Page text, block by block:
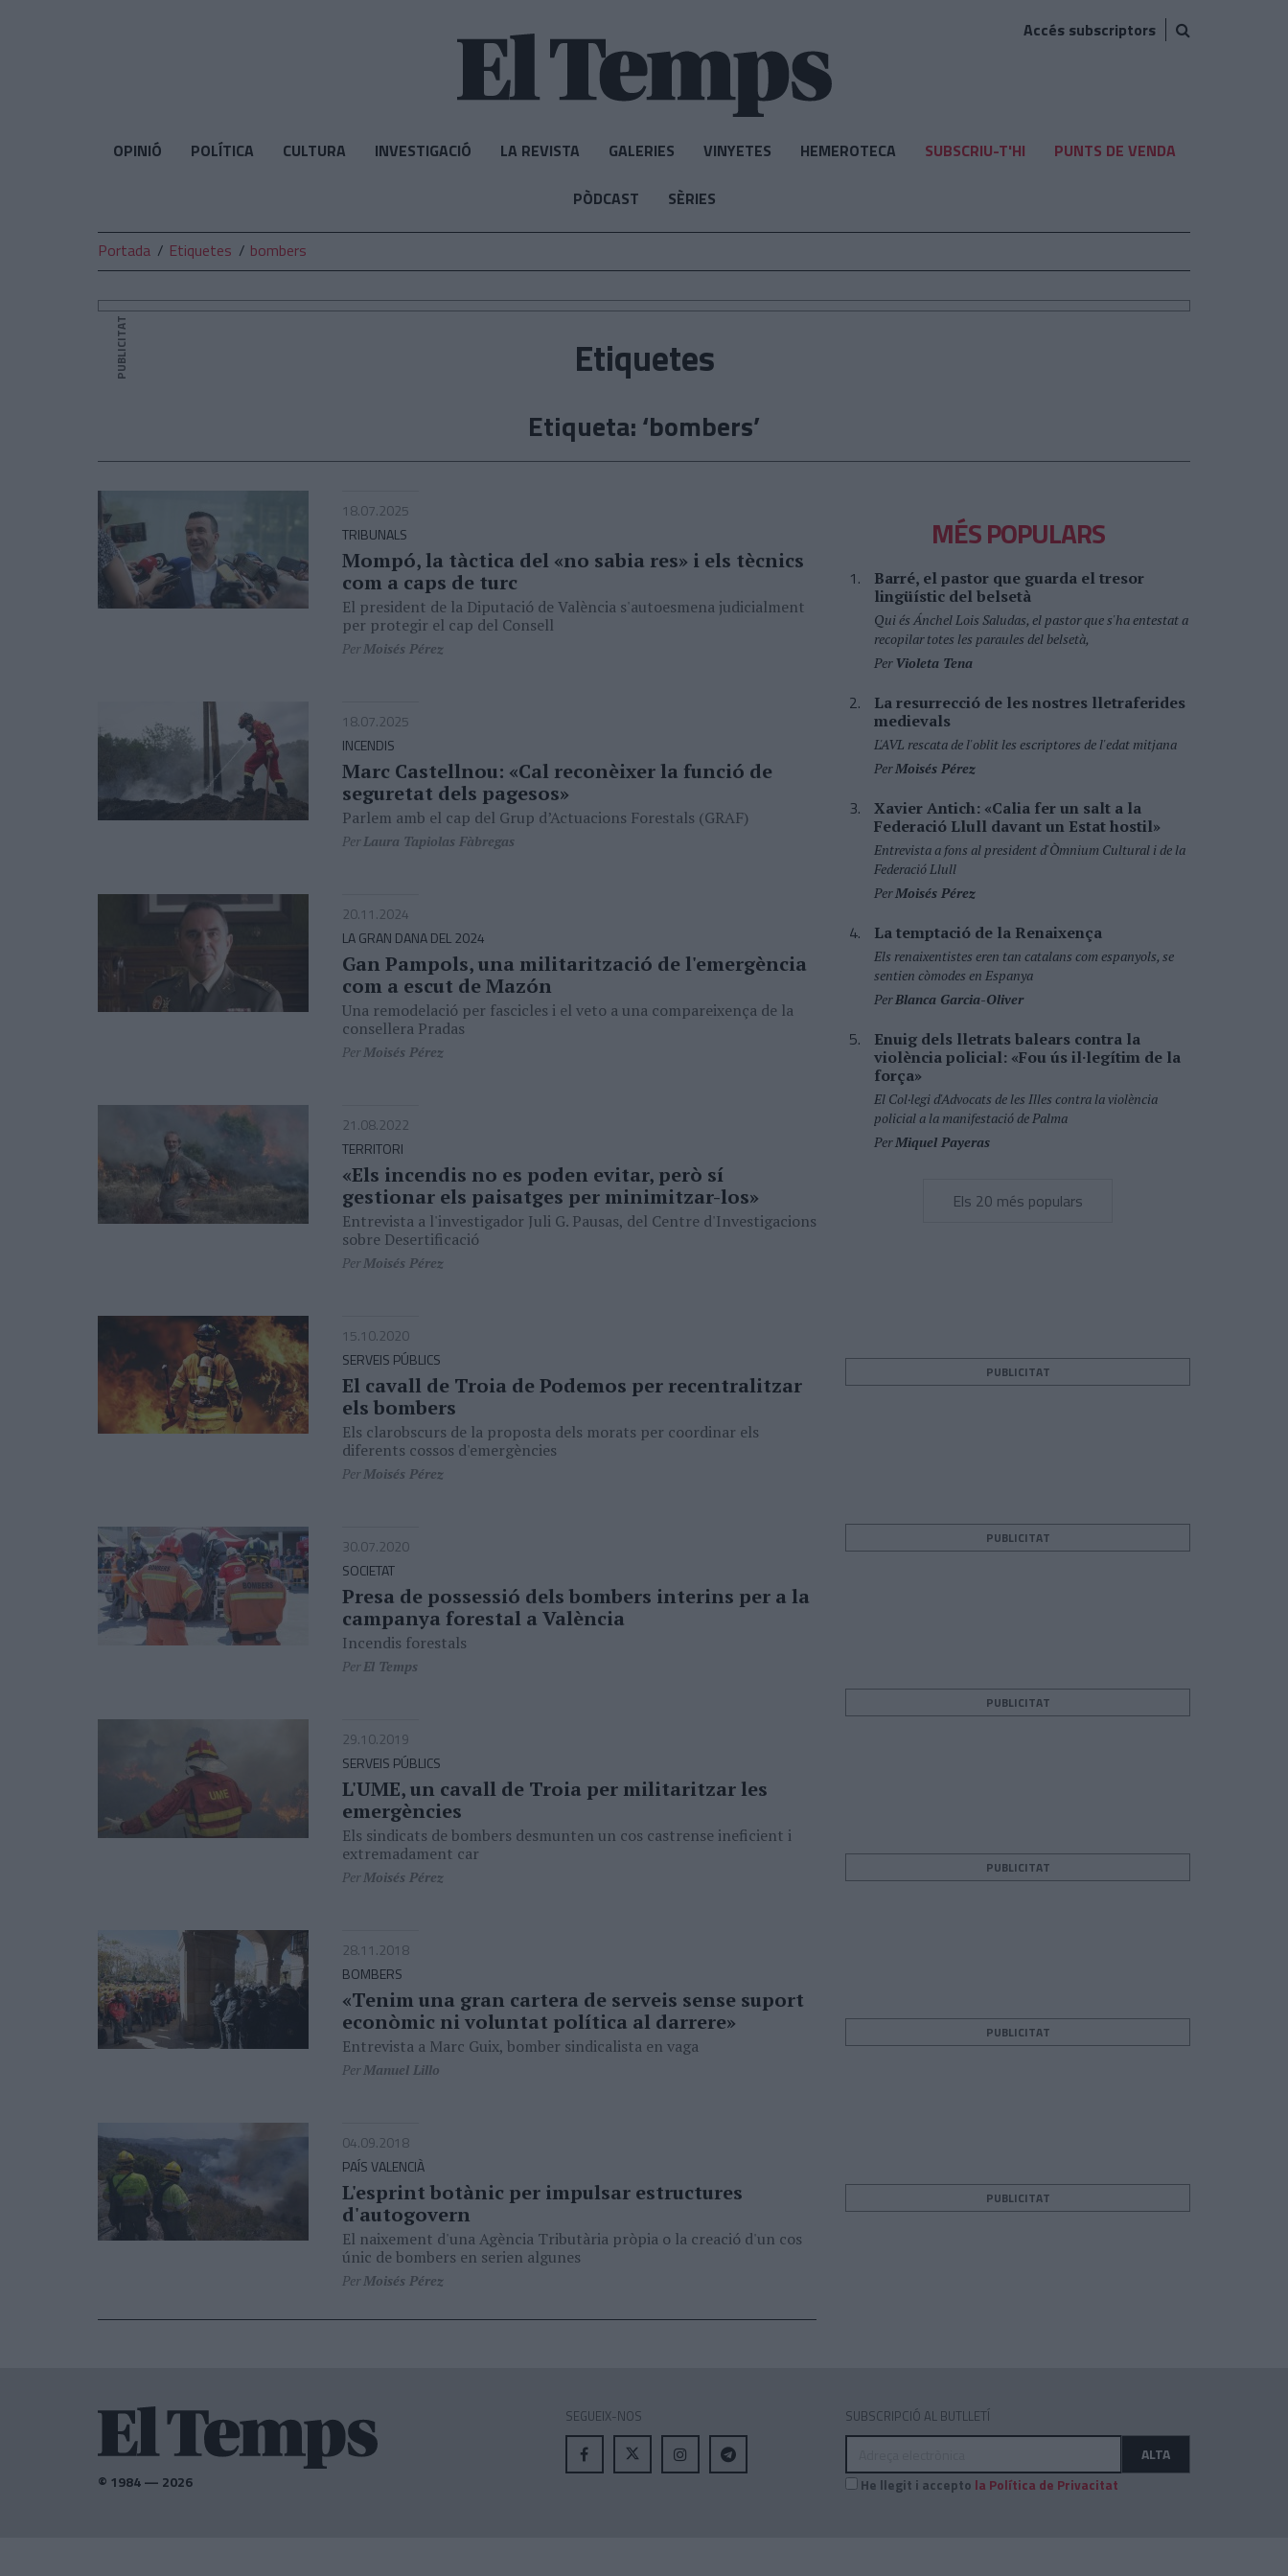
Accés subscriptors
OPINIÓ POLÍTICA CULTURA INVESTIGACIÓ LA REVISTA GALERIES VINYETES HEMEROTECA SUBSCRIU-T'HI PUNTS DE VENDA
PÒDCAST SÈRIES
Portada Etiquetes bombers
PUBLICITAT Etiquetes
Etiqueta: ‘bombers’
18.07.2025
TRIBUNALS
Mompó, la tàctica del «no sabia res» i els tècnics
com a caps de turc
El president de la Diputació de València s'autoesmena judicialment
per protegir el cap del Consell
PerMoisés Pérez
18.07.2025
INCENDIS
Marc Castellnou: «Cal reconèixer la funció de
seguretat dels pagesos»
Parlem amb el cap del Grup d’Actuacions Forestals (GRAF)
PerLaura Tapiolas Fàbregas
20.11.2024
LA GRAN DANA DEL 2024
Gan Pampols, una militarització de l'emergència
com a escut de Mazón
Una remodelació per fascicles i el veto a una compareixença de la
consellera Pradas
PerMoisés Pérez
21.08.2022
TERRITORI
«Els incendis no es poden evitar, però sí
gestionar els paisatges per minimitzar-los»
Entrevista a l'investigador Juli G. Pausas, del Centre d'Investigacions
sobre Desertificació
PerMoisés Pérez
15.10.2020
SERVEIS PÚBLICS
El cavall de Troia de Podemos per recentralitzar
els bombers
Els clarobscurs de la proposta dels morats per coordinar els
diferents cossos d'emergències
PerMoisés Pérez
30.07.2020
SOCIETAT
Presa de possessió dels bombers interins per a la
campanya forestal a València
Incendis forestals
PerEl Temps
29.10.2019
SERVEIS PÚBLICS
L'UME, un cavall de Troia per militaritzar les
emergències
Els sindicats de bombers desmunten un cos castrense ineficient i
extremadament car
PerMoisés Pérez
28.11.2018
BOMBERS
«Tenim una gran cartera de serveis sense suport
econòmic ni voluntat política al darrere»
Entrevista a Marc Guix, bomber sindicalista en vaga
PerManuel Lillo
04.09.2018
PAÍS VALENCIÀ
L'esprint botànic per impulsar estructures
d'autogovern
El naixement d'una Agència Tributària pròpia o la creació d'un cos
únic de bombers en serien algunes
PerMoisés Pérez
MÉS POPULARS
Barré, el pastor que guarda el tresor
lingüístic del belsetà
Qui és Ánchel Lois Saludas, el pastor que s'ha entestat a
recopilar totes les paraules del belsetà,
PerVioleta Tena
La resurrecció de les nostres lletraferides
medievals
L'AVL rescata de l'oblit les escriptores de l'edat mitjana
PerMoisés Pérez
Xavier Antich: «Calia fer un salt a la
Federació Llull davant un Estat hostil»
Entrevista a fons al president d'Òmnium Cultural i de la
Federació Llull
PerMoisés Pérez
La temptació de la Renaixença
Els renaixentistes eren tan catalans com espanyols, se
sentien còmodes en Espanya
PerBlanca Garcia-Oliver
Enuig dels lletrats balears contra la
violència policial: «Fou ús il·legítim de la
força»
El Col·legi d'Advocats de les Illes contra la violència
policial a la manifestació de Palma
PerMiquel Payeras
Els 20 més populars
PUBLICITAT
PUBLICITAT
PUBLICITAT
PUBLICITAT
PUBLICITAT
PUBLICITAT
© 1984 — 2026
SEGUEIX-NOS SUBSCRIPCIÓ AL BUTLLETÍ
Adreça
ALTA
He llegit i accepto la Política de Privacitat